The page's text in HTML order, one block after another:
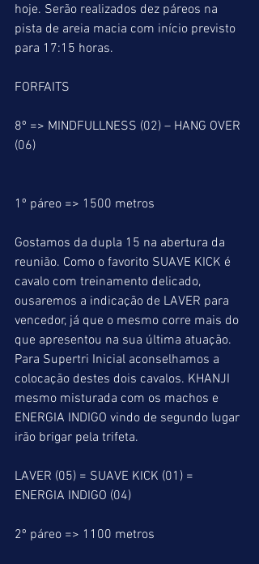
hoje. Serão realizados dez páreos na
pista de areia macia com início previsto
para 17:15 horas.
FORFAITS
8º => MINDFULLNESS (02) – HANG OVER
(06)
1º páreo => 1500 metros
Gostamos da dupla 15 na abertura da
reunião. Como o favorito SUAVE KICK é
cavalo com treinamento delicado,
ousaremos a indicação de LAVER para
vencedor, já que o mesmo corre mais do
que apresentou na sua última atuação.
Para Supertri Inicial aconselhamos a
colocação destes dois cavalos. KHANJI
mesmo misturada com os machos e
ENERGIA INDIGO vindo de segundo lugar
irão brigar pela trifeta.
LAVER (05) = SUAVE KICK (01) =
ENERGIA INDIGO (04)
2º páreo => 1100 metros